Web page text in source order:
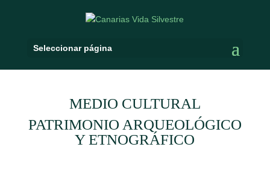
Seleccionar página
MEDIO CULTURAL
PATRIMONIO ARQUEOLÓGICO
Y ETNOGRÁFICO